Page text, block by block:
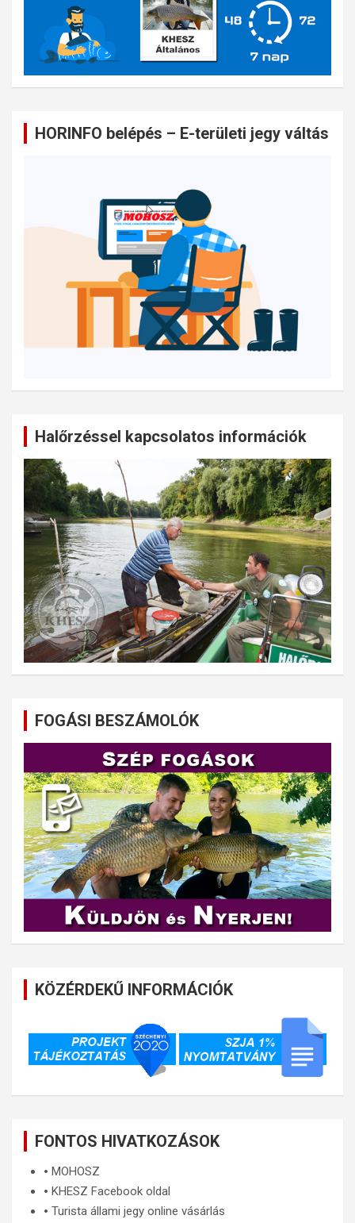
HORINFO belépés – E-területi jegy váltás
Halőrzéssel kapcsolatos információk
FOGÁSI BESZÁMOLÓK
KÖZÉRDEKŰ INFORMÁCIÓK
FONTOS HIVATKOZÁSOK
🞄 MOHOSZ
🞄 KHESZ Facebook oldal
🞄 Turista állami jegy online vásárlás